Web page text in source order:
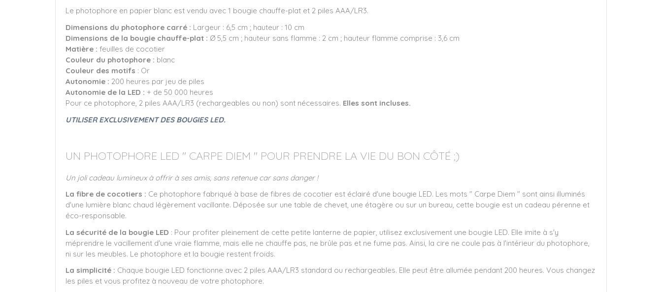
Le photophore en papier blanc est vendu avec 1 bougie chauffe-plat et 2 piles AAA/LR3.
Dimensions du photophore carré : Largeur : 6,5 cm ; hauteur : 10 cm
Dimensions de la bougie chauffe-plat : Ø 5,5 cm ; hauteur sans flamme : 2 cm ; hauteur flamme comprise : 3,6 cm
Matière : feuilles de cocotier
Couleur du photophore : blanc
Couleur des motifs : Or
Autonomie : 200 heures par jeu de piles
Autonomie de la LED : + de 50 000 heures
Pour ce photophore, 2 piles AAA/LR3 (rechargeables ou non) sont nécessaires. Elles sont incluses.
UTILISER EXCLUSIVEMENT DES BOUGIES LED.
UN PHOTOPHORE LED " CARPE DIEM " POUR PRENDRE LA VIE DU BON CÔTÉ ;)
Un joli cadeau lumineux à offrir à ses amis, sans retenue car sans danger !
La fibre de cocotiers : Ce photophore fabriqué à base de fibres de cocotier est éclairé d'une bougie LED. Les mots " Carpe Diem " sont ainsi illuminés
d'une lumière blanc chaud légèrement vacillante. Déposée sur une table de chevet, une étagère ou sur un bureau, cette bougie est un cadeau pérenne et
éco-responsable.
La sécurité de la bougie LED : Pour profiter pleinement de cette petite lanterne de papier, utilisez exclusivement une bougie LED. Elle imite à s'y
méprendre le vacillement d'une vraie flamme, mais elle ne chauffe pas, ne brûle pas et ne fume pas. Ainsi, la cire ne coule pas à l'intérieur du photophore,
ni sur les meubles. Le photophore et la bougie restent froids.
La simplicité : Chaque bougie LED fonctionne avec 2 piles AAA/LR3 standard ou rechargeables. Elle peut être allumée pendant 200 heures. Vous changez
les piles et vous profitez à nouveau de votre photophore.